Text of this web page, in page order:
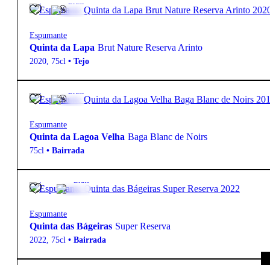
Bruto
Espumante
Quinta da Lapa Brut Nature Reserva Arinto
2020, 75cl • Tejo
Bruto
Espumante
Quinta da Lagoa Velha Baga Blanc de Noirs
75cl • Bairrada
Bruto
Espumante
Quinta das Bágeiras Super Reserva
2022, 75cl • Bairrada